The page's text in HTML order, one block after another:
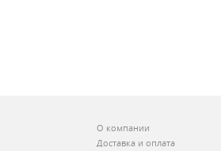
О компании
Доставка и оплата